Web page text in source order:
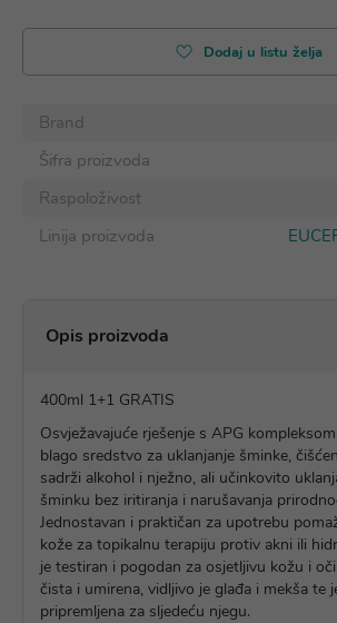
Dodaj u listu želja
Brand
Šifra proizvoda
Raspoloživost
Linija proizvoda
Opis proizvoda
400ml 1+1 GRATIS
Osvježavajuće rješenje s APG
blago sredstvo za uklanjanje šminke,
sadrži alkohol i nježno, ali učinkovito
šminku bez iritiranja i narušavanja
Jednostavan i praktičan za upotrebu
kože za topikalnu terapiju protiv akni ili
je testiran i pogodan za osjetljivu kožu i
čista i umirena, vidljivo je glađa i mekša te
pripremljena za sljedeću njegu.